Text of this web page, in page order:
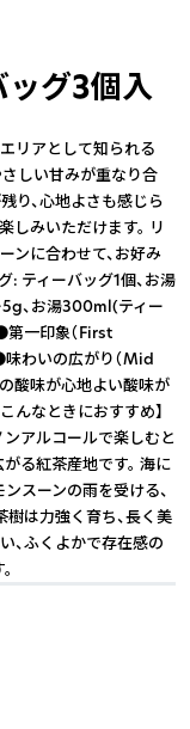
ッグ3個入
リアとして知られる
さしい甘みが重なり合
り、心地よさも感じら
しみいただけます。 リ
ンに合わせて、お好み
: ティーバッグ1個、お湯
、お湯300ml(ティー
第一印象（First
わいの広がり（Mid
酸味が心地よい酸味が
んなときにおすすめ】
アルコールで楽しむと
る紅茶産地です。 海に
スーンの雨を受ける、
は力強く育ち、長く美
、ふくよかで存在感の